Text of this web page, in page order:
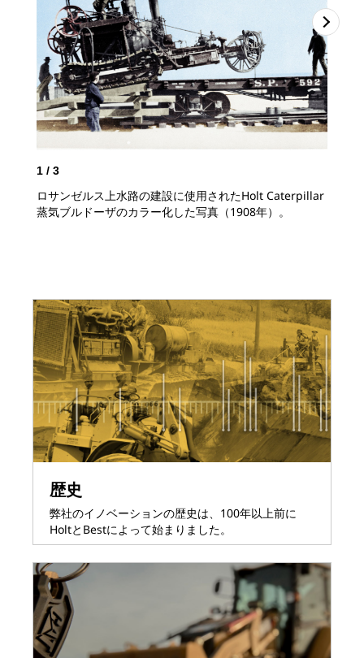
1 / 3
ロサンゼルス上水路の建設に使用されたHolt Caterpillar
蒸気ブルドーザのカラー化した写真（1908年）。
歴史
弊社のイノベーションの歴史は、100年以上前に
HoltとBestによって始まりました。